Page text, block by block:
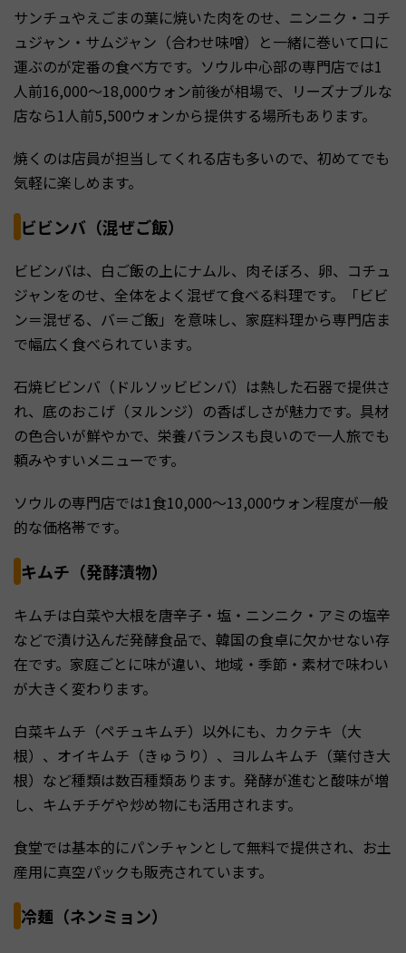
サンチュやえごまの葉に焼いた肉をのせ、ニンニク・コチ
ュジャン・サムジャン（合わせ味噌）と一緒に巻いて口に
運ぶのが定番の食べ方です。ソウル中心部の専門店では1
人前16,000〜18,000ウォン前後が相場で、リーズナブルな
店なら1人前5,500ウォンから提供する場所もあります。
焼くのは店員が担当してくれる店も多いので、初めてでも
気軽に楽しめます。
ビビンバ（混ぜご飯）
ビビンバは、白ご飯の上にナムル、肉そぼろ、卵、コチュ
ジャンをのせ、全体をよく混ぜて食べる料理です。「ビビ
ン＝混ぜる、バ＝ご飯」を意味し、家庭料理から専門店ま
で幅広く食べられています。
石焼ビビンバ（ドルソッビビンバ）は熱した石器で提供さ
れ、底のおこげ（ヌルンジ）の香ばしさが魅力です。具材
の色合いが鮮やかで、栄養バランスも良いので一人旅でも
頼みやすいメニューです。
ソウルの専門店では1食10,000〜13,000ウォン程度が一般
的な価格帯です。
キムチ（発酵漬物）
キムチは白菜や大根を唐辛子・塩・ニンニク・アミの塩辛
などで漬け込んだ発酵食品で、韓国の食卓に欠かせない存
在です。家庭ごとに味が違い、地域・季節・素材で味わい
が大きく変わります。
白菜キムチ（ペチュキムチ）以外にも、カクテキ（大
根）、オイキムチ（きゅうり）、ヨルムキムチ（葉付き大
根）など種類は数百種類あります。発酵が進むと酸味が増
し、キムチチゲや炒め物にも活用されます。
食堂では基本的にパンチャンとして無料で提供され、お土
産用に真空パックも販売されています。
冷麺（ネンミョン）